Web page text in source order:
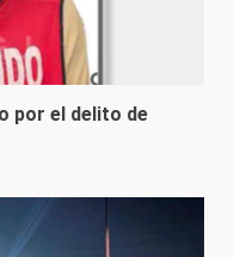
por el delito de